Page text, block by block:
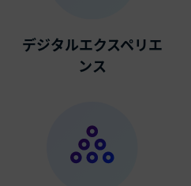
デジタルエクスペリエ
ンス